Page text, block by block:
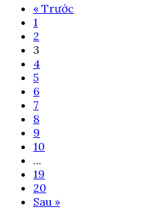
« Trước
1
2
3
4
5
6
7
8
9
10
...
19
20
Sau »